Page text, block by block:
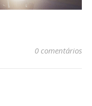
0 comentários